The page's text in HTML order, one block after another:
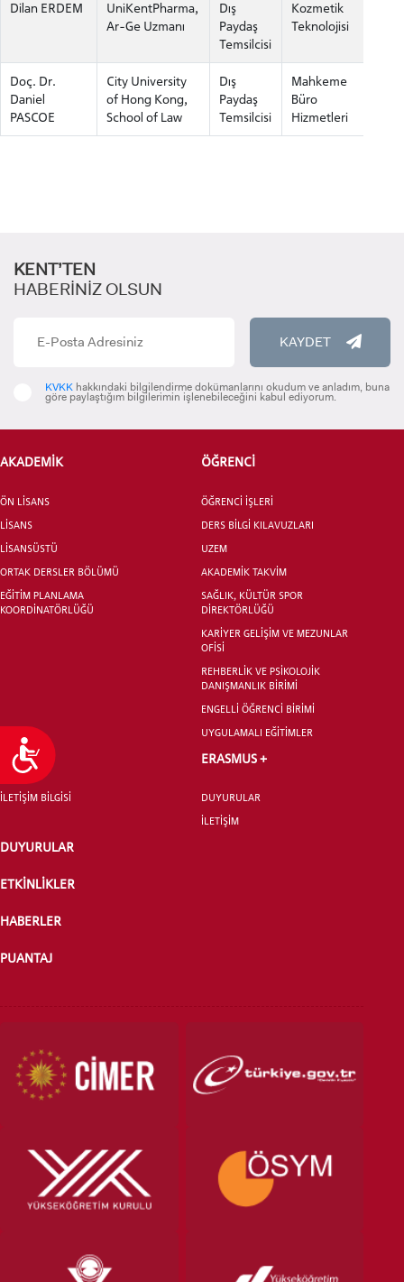
Ulaşılabilirlik
YATAY GEÇİŞ
Dilan ERDEM
UniKentPharma,
Ar-Ge Uzmanı
Dış
Paydaş
Temsilcisi
Kozmetik
Teknolojisi
Doç. Dr.
Daniel
PASCOE
City University
of Hong Kong,
School of Law
Dış
Paydaş
Temsilcisi
Mahkeme
Büro
Hizmetleri
KENT’TEN
HABERİNİZ OLSUN
KAYDET
KVKK hakkındaki bilgilendirme dokümanlarını okudum ve anladım, buna
göre paylaştığım bilgilerimin işlenebileceğini kabul ediyorum.
AKADEMİK
ÖN LİSANS
LİSANS
LİSANSÜSTÜ
ORTAK DERSLER BÖLÜMÜ
EĞİTİM PLANLAMA
KOORDİNATÖRLÜĞÜ
ÖĞRENCİ
ÖĞRENCİ İŞLERİ
DERS BİLGİ KILAVUZLARI
UZEM
AKADEMİK TAKVİM
SAĞLIK, KÜLTÜR SPOR
DİREKTÖRLÜĞÜ
KARİYER GELİŞİM VE MEZUNLAR
OFİSİ
REHBERLİK VE PSİKOLOJİK
DANIŞMANLIK BİRİMİ
ENGELLİ ÖĞRENCİ BİRİMİ
UYGULAMALI EĞİTİMLER
İLETİŞİM
İLETİŞİM BİLGİSİ
ERASMUS +
DUYURULAR
İLETİŞİM
DUYURULAR
ETKİNLİKLER
HABERLER
PUANTAJ